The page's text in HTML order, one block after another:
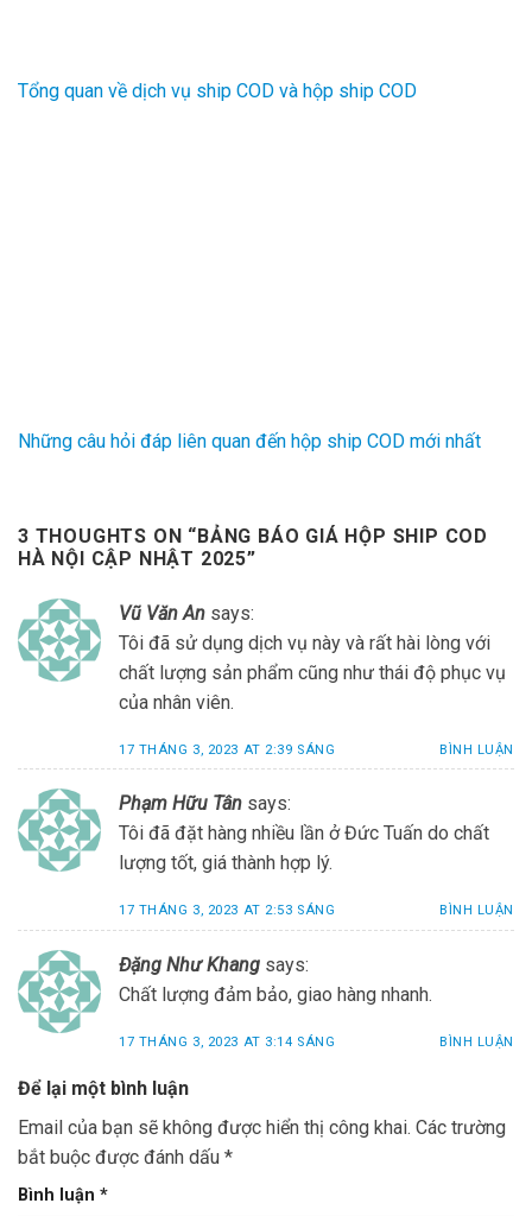
Tổng quan về dịch vụ ship COD và hộp ship COD
Những câu hỏi đáp liên quan đến hộp ship COD mới nhất
3 THOUGHTS ON “BẢNG BÁO GIÁ HỘP SHIP COD
HÀ NỘI CẬP NHẬT 2025”
Vũ Văn An says:
Tôi đã sử dụng dịch vụ này và rất hài lòng với
chất lượng sản phẩm cũng như thái độ phục vụ
của nhân viên.
17 THÁNG 3, 2023 AT 2:39 SÁNG BÌNH LUẬN
Phạm Hữu Tân says:
Tôi đã đặt hàng nhiều lần ở Đức Tuấn do chất
lượng tốt, giá thành hợp lý.
17 THÁNG 3, 2023 AT 2:53 SÁNG BÌNH LUẬN
Đặng Như Khang says:
Chất lượng đảm bảo, giao hàng nhanh.
17 THÁNG 3, 2023 AT 3:14 SÁNG BÌNH LUẬN
Để lại một bình luận
Email của bạn sẽ không được hiển thị công khai. Các trường
bắt buộc được đánh dấu *
Bình luận *